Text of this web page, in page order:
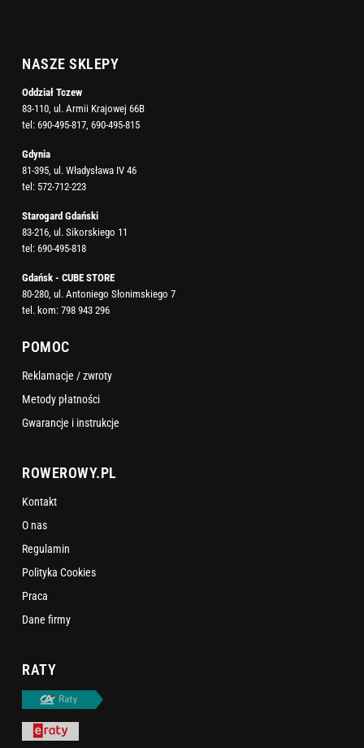
NASZE SKLEPY
Oddział Tczew
83-110, ul. Armii Krajowej 66B
tel: 690-495-817, 690-495-815
Gdynia
81-395, ul. Władysława IV 46
tel: 572-712-223
Starogard Gdański
83-216, ul. Sikorskiego 11
tel: 690-495-818
Gdańsk - CUBE STORE
80-280, ul. Antoniego Słonimskiego 7
tel. kom: 798 943 296
POMOC
Reklamacje / zwroty
Metody płatności
Gwarancje i instrukcje
ROWEROWY.PL
Kontakt
O nas
Regulamin
Polityka Cookies
Praca
Dane firmy
RATY